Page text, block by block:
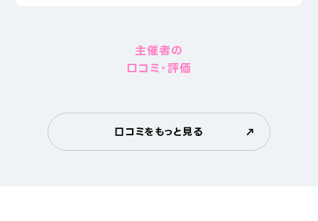
主催者の
口コミ・評価
口コミをもっと見る